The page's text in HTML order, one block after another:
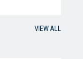
VIEW ALL